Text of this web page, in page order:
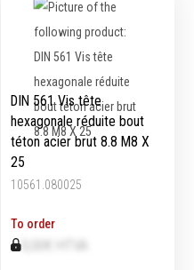
DIN 561 Vis tête
hexagonale réduite bout
téton acier brut 8.8 M8 X
25
10561.080025
To order